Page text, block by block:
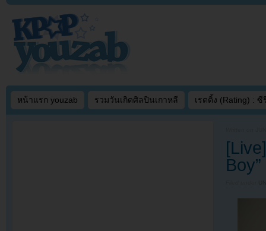
หน้าแรก youzab รวมวันเกิดศิลปินเกาหลี เรตติ้ง (Rating) : ซี